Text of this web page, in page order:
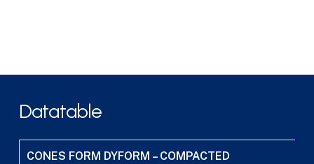
Datatable
CONES FORM DYFORM – COMPACTED